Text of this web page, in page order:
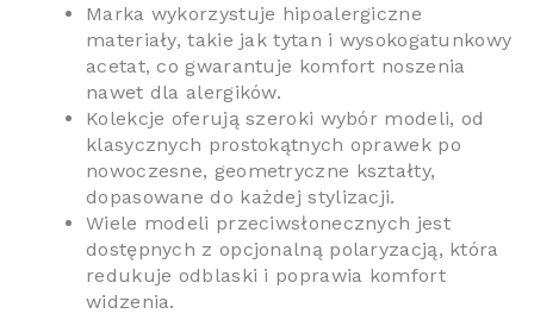
Marka wykorzystuje hipoalergiczne
materiały, takie jak tytan i wysokogatunkowy
acetat, co gwarantuje komfort noszenia
nawet dla alergików.
Kolekcje oferują szeroki wybór modeli, od
klasycznych prostokątnych oprawek po
nowoczesne, geometryczne kształty,
dopasowane do każdej stylizacji.
Wiele modeli przeciwsłonecznych jest
dostępnych z opcjonalną polaryzacją, która
redukuje odblaski i poprawia komfort
widzenia.